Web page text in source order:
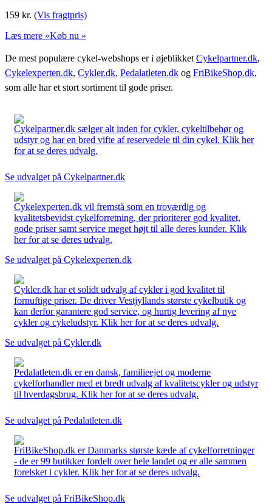
159 kr. (Vis fragtpris)
Læs mere »Køb nu »
De mest populære cykel-webshops er i øjeblikket Cykelpartner.dk,
Cykelexperten.dk, Cykler.dk, Pedalatleten.dk og FriBikeShop.dk,
som alle har et stort sortiment til gode priser.
Cykelpartner.dk sælger alt inden for cykler, cykeltilbehør og
udstyr og har en bred vifte af reservedele til din cykel. Klik her
for at se deres udvalg.
Se udvalget på Cykelpartner.dk
Cykelexperten.dk vil fremstå som en troværdig og
kvalitetsbevidst cykelforretning, der prioriterer god kvalitet,
gode priser samt service meget højt til alle deres kunder. Klik
her for at se deres udvalg.
Se udvalget på Cykelexperten.dk
Cykler.dk har et solidt udvalg af cykler i god kvalitet til
fornuftige priser. De driver Vestjyllands største cykelbutik og
kan derfor garantere god service, og hurtig levering af nye
cykler og cykeludstyr. Klik her for at se deres udvalg.
Se udvalget på Cykler.dk
Pedalatleten.dk er en dansk, familieejet og moderne
cykelforhandler med et bredt udvalg af kvalitetscykler og udstyr
til hverdagsbrug. Klik her for at se deres udvalg.
Se udvalget på Pedalatleten.dk
FriBikeShop.dk er Danmarks største kæde af cykelforretninger
- de er 99 butikker fordelt over hele landet og er alle sammen
forelsket i cykler. Klik her for at se deres udvalg.
Se udvalget på FriBikeShop.dk